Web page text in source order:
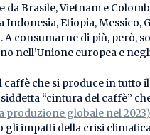
Brasile, Vietnam e
Etiopia, Messico,
A consumarne di più, però,
nell’Unione europea e
caffè che si produce in tutto
“cintura del caffè”
produzione globale nel
gli impatti della crisi